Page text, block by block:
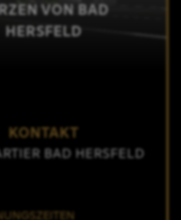
VON BAD
HERSFELD
KONTAKT
BAD HERSFELD